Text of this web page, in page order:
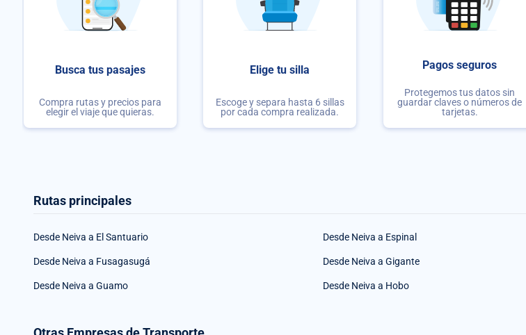
Busca tus pasajes
Compra rutas y precios para
elegir el viaje que quieras.
Elige tu silla
Escoge y separa hasta 6 sillas
por cada compra realizada.
Pagos seguros
Protegemos tus datos sin
guardar claves o números de
tarjetas.
Rutas principales
Desde Neiva a El Santuario Desde Neiva a Espinal
Desde Neiva a Fusagasugá Desde Neiva a Gigante
Desde Neiva a Guamo Desde Neiva a Hobo